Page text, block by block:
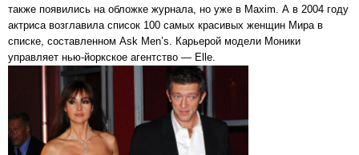
также появились на обложке журнала, но уже в Maxim. А в 2004 году
актриса возглавила список 100 самых красивых женщин Мира в
списке, составленном Ask Men’s. Карьерой модели Моники
управляет нью-йоркское агентство — Elle.